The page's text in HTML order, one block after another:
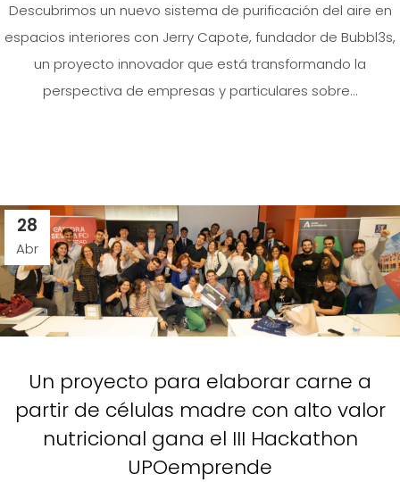
Descubrimos un nuevo sistema de purificación del aire en
espacios interiores con Jerry Capote, fundador de Bubbl3s,
un proyecto innovador que está transformando la
perspectiva de empresas y particulares sobre...
28
Abr
Un proyecto para elaborar carne a
partir de células madre con alto valor
nutricional gana el III Hackathon
UPOemprende